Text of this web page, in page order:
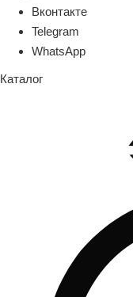
Вконтакте
Telegram
WhatsApp
Каталог